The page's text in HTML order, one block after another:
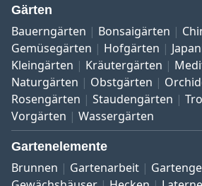
Gärten
Bauerngärten Bonsaigärten
Gemüsegärten
Hofgärten
Kleingärten
Kräutergärten
Naturgärten
Obstgärten
Rosengärten
Staudengärten
Vorgärten
Wassergärten
Gartenelemente
Brunnen Gartenarbeit